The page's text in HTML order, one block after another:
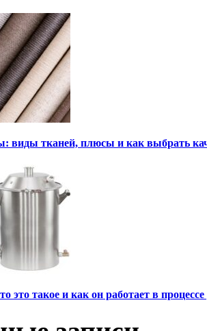
виды тканей, плюсы и как выбрать
это такое и как он работает в